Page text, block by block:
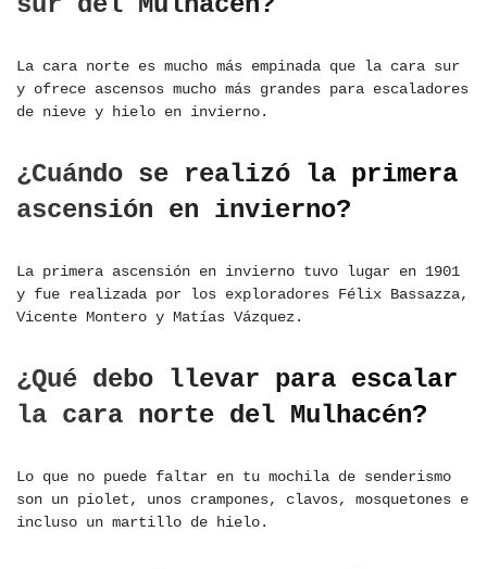
La cara norte es mucho más empinada que la cara sur
y ofrece ascensos mucho más grandes para escaladores
de nieve y hielo en invierno.
¿Cuándo se realizó la primera
ascensión en invierno?
La primera ascensión en invierno tuvo lugar en 1901
y fue realizada por los exploradores Félix Bassazza,
Vicente Montero y Matías Vázquez.
¿Qué debo llevar para escalar
la cara norte del Mulhacén?
Lo que no puede faltar en tu mochila de senderismo
son un piolet, unos crampones, clavos, mosquetones e
incluso un martillo de hielo.